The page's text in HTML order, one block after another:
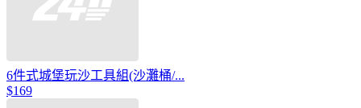
6件式城堡玩沙工具組(沙灘桶/...
$169